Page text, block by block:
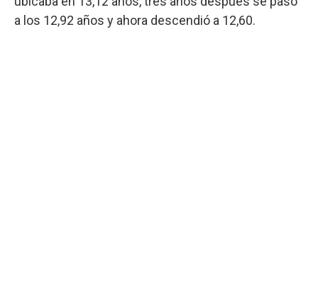
a los 12,92 años y ahora descendió a 12,60.